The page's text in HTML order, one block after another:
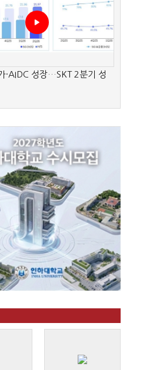
·AIDC 성장…SKT 2분기 성